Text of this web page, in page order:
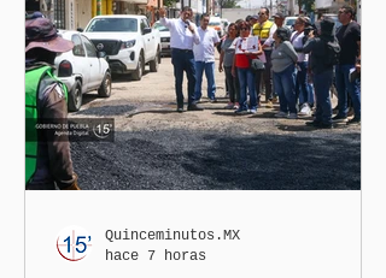
Quinceminutos.MX
hace 7 horas